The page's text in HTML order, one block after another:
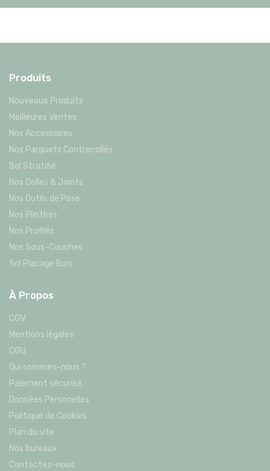
Produits
Nouveaux Produits
Meilleures Ventes
Nos Accessoires
Nos Parquets Contrecollés
Sol Stratifié
Nos Colles & Joints
Nos Outils de Pose
Nos Plinthes
Nos Profilés
Nos Sous-Couches
Sol Placage Bois
À Propos
CGV
Mentions légales
CGU
Qui sommes-nous ?
Paiement sécurisé
Données Personelles
Politique de Cookies
Plan du site
Nos bureaux
Contactez-nous